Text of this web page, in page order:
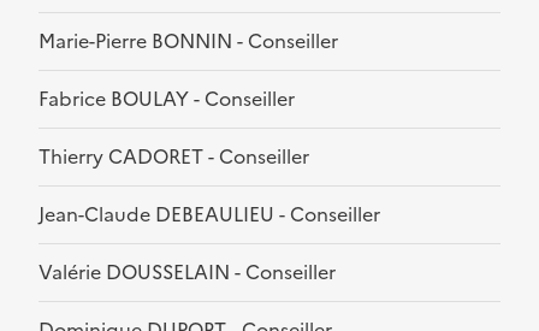
Marie-Pierre BONNIN - Conseiller
Fabrice BOULAY - Conseiller
Thierry CADORET - Conseiller
Jean-Claude DEBEAULIEU - Conseiller
Valérie DOUSSELAIN - Conseiller